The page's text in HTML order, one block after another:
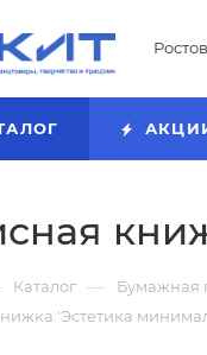
Каталог — Бумажная
'Эстетика